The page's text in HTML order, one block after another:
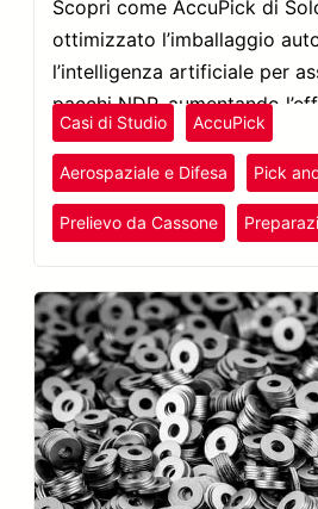
Scopri come AccuPick di
ottimizzato l’imballaggio
l’intelligenza artificiale per
pacchi NDP, aumentando
riducendo la manodopera del
Casi di Studio AccuPick
Aerospaziale e Difesa Pick
Prelievo da Cassone